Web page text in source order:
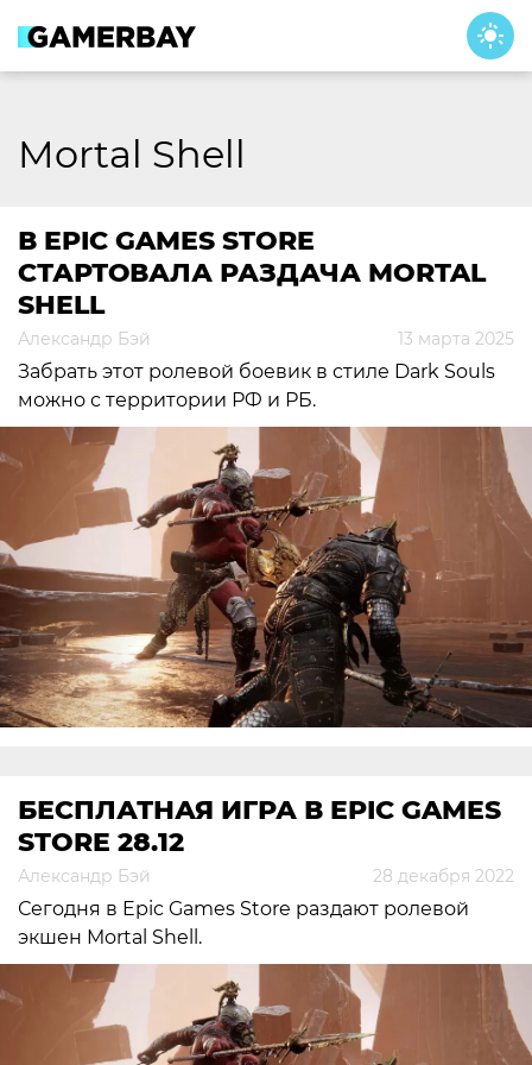
content
Mortal Shell
В EPIC GAMES STORE
СТАРТОВАЛА РАЗДАЧА MORTAL
SHELL
Александр Бэй 13 марта 2025
Забрать этот ролевой боевик в стиле Dark Souls
можно с территории РФ и РБ.
БЕСПЛАТНАЯ ИГРА В EPIC GAMES
STORE 28.12
Александр Бэй 28 декабря 2022
Сегодня в Epic Games Store раздают ролевой
экшен Mortal Shell.